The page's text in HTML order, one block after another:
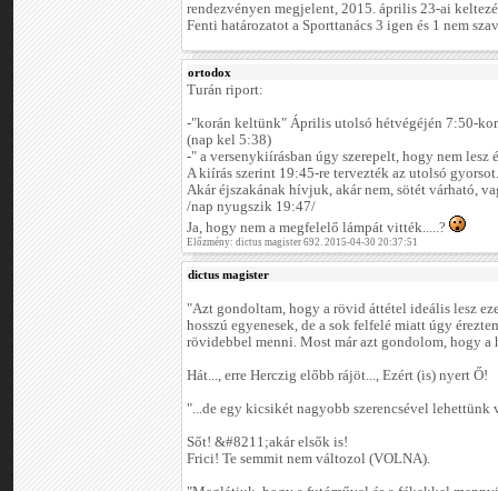
rendezvényen megjelent, 2015. április 23-ai
Fenti határozatot a Sporttanács 3 igen és 1 nem
ortodox
Turán riport:
-"korán keltünk" Április utolsó hétvégéjén 7:50-
(nap kel 5:38)
-" a versenykiírásban úgy szerepelt, hogy nem lesz
A kiírás szerint 19:45-re tervezték az utolsó gyorsot.
Akár éjszakának hívjuk, akár nem, sötét várható,
/nap nyugszik 19:47/
Ja, hogy nem a megfelelő lámpát vitték.....?
Előzmény: dictus magister 692. 2015-04-30 20:37:51
dictus magister
"Azt gondoltam, hogy a rövid áttétel ideális lesz
hosszú egyenesek, de a sok felfelé miatt úgy
rövidebbel menni. Most már azt gondolom, hogy a
Hát..., erre Herczig előbb rájöt..., Ezért (is) nyert Ő!
"...de egy kicsikét nagyobb szerencsével lehettünk
Sőt! &#8211;akár elsők is!
Frici! Te semmit nem változol (VOLNA).